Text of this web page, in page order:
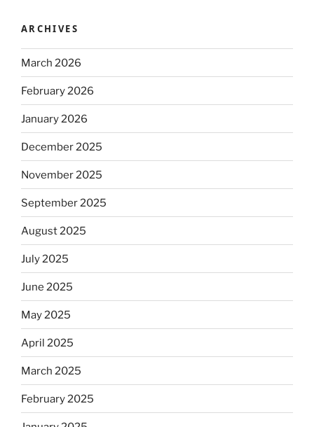
ARCHIVES
March 2026
February 2026
January 2026
December 2025
November 2025
September 2025
August 2025
July 2025
June 2025
May 2025
April 2025
March 2025
February 2025